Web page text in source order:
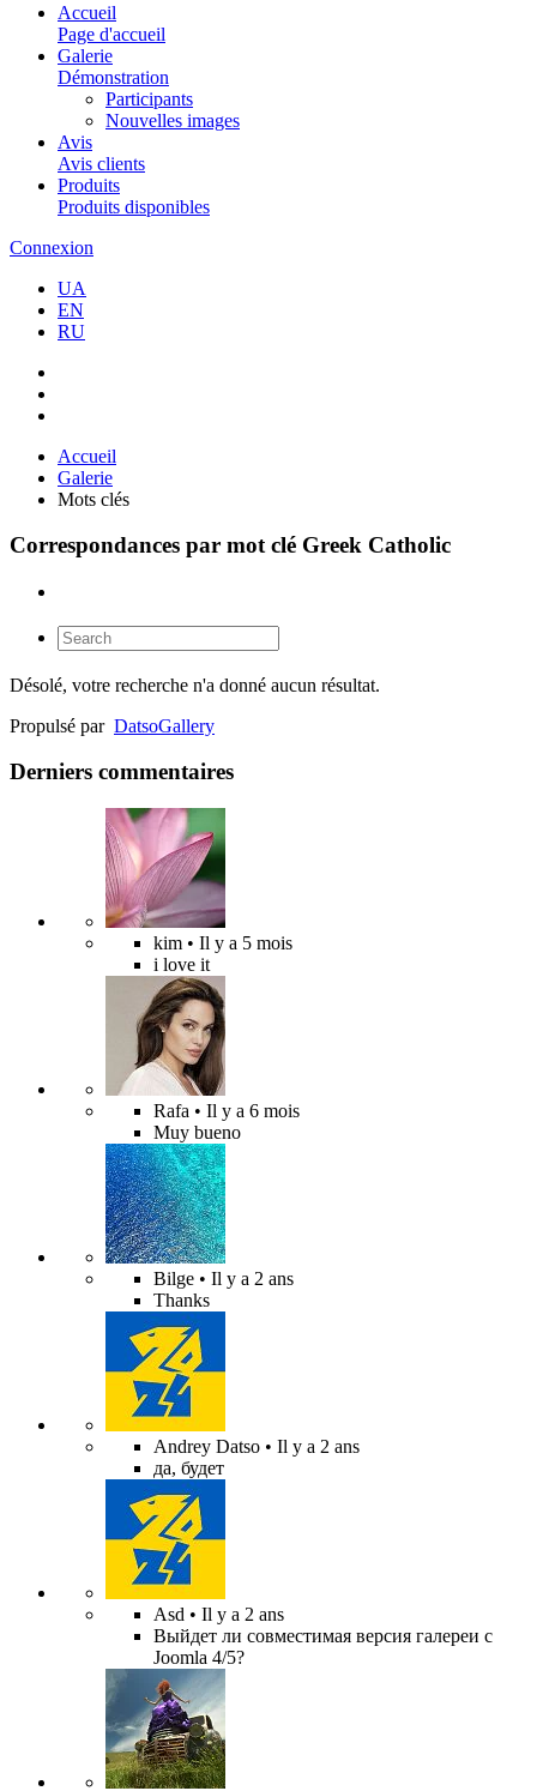
Accueil
Page d'accueil
Galerie
Démonstration
Participants
Nouvelles images
Avis
Avis clients
Produits
Produits disponibles
Connexion
UA
EN
RU
Accueil
Galerie
Mots clés
Correspondances par mot clé Greek Catholic
Désolé, votre recherche n'a donné aucun résultat.
Propulsé par DatsoGallery
Derniers commentaires
kim • Il y a 5 mois
i love it
Rafa • Il y a 6 mois
Muy bueno
Bilge • Il y a 2 ans
Thanks
Andrey Datso • Il y a 2 ans
да, будет
Asd • Il y a 2 ans
Выйдет ли совместимая версия галереи с
Joomla 4/5?